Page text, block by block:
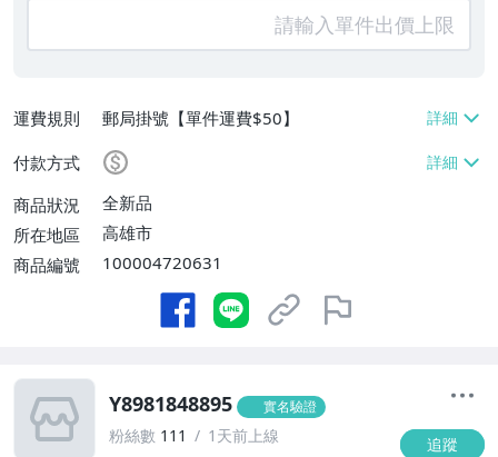
運費規則
郵局掛號【單件運費$50】
付款方式
商品狀況
全新品
所在地區
高雄市
商品編號
100004720631
Y8981848895 實名驗證
粉絲數 111 1天前上線 追蹤